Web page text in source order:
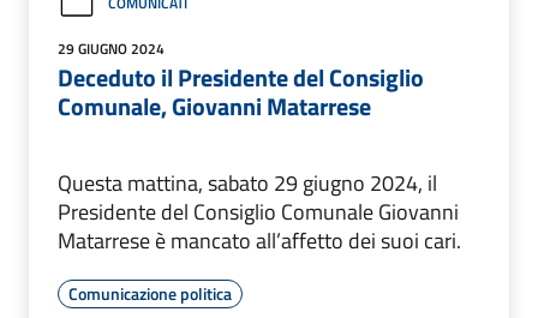
29 GIUGNO 2024
Deceduto il Presidente del Consiglio
Comunale, Giovanni Matarrese
Questa mattina, sabato 29 giugno 2024, il
Presidente del Consiglio Comunale Giovanni
Matarrese è mancato all’affetto dei suoi cari.
Comunicazione politica